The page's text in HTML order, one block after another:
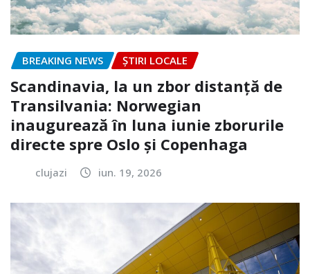
BREAKING NEWS ȘTIRI LOCALE
Scandinavia, la un zbor distanță de
Transilvania: Norwegian
inaugurează în luna iunie zborurile
directe spre Oslo și Copenhaga
clujazi iun. 19, 2026